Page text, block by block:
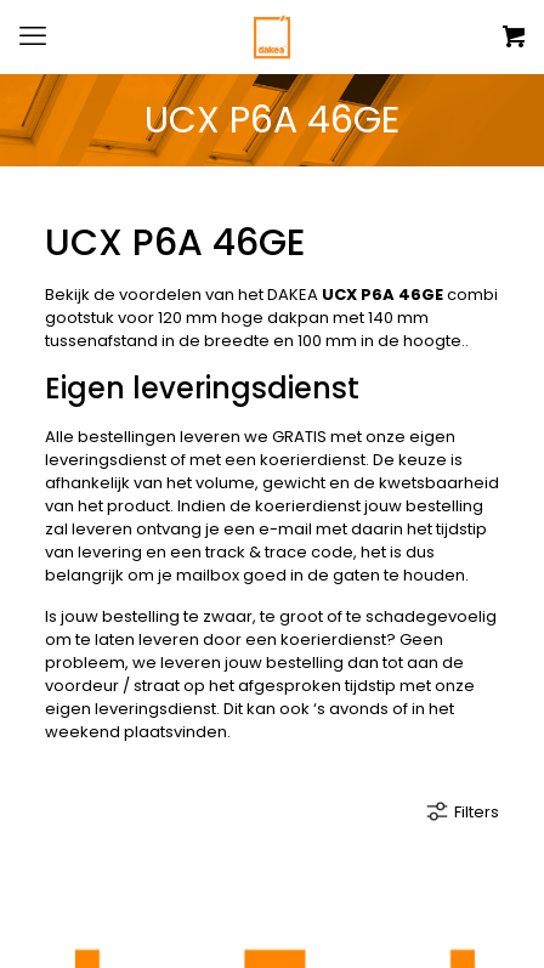
UCX P6A 46GE
UCX P6A 46GE
Bekijk de voordelen van het DAKEA UCX P6A 46GEcombi
gootstuk voor 120 mm hoge dakpan met 140 mm
tussenafstand in de breedte en 100 mm in de hoogte..
Eigen leveringsdienst
Alle bestellingen leveren we GRATIS met onze eigen
leveringsdienst of met een koerierdienst. De keuze is
afhankelijk van het volume, gewicht en de kwetsbaarheid
van het product. Indien de koerierdienst jouw bestelling
zal leveren ontvang je een e-mail met daarin het tijdstip
van levering en een track & trace code, het is dus
belangrijk om je mailbox goed in de gaten te houden.
Is jouw bestelling te zwaar, te groot of te schadegevoelig
om te laten leveren door een koerierdienst? Geen
probleem, we leveren jouw bestelling dan tot aan de
voordeur / straat op het afgesproken tijdstip met onze
eigen leveringsdienst. Dit kan ook ‘s avonds of in het
weekend plaatsvinden.
Filters